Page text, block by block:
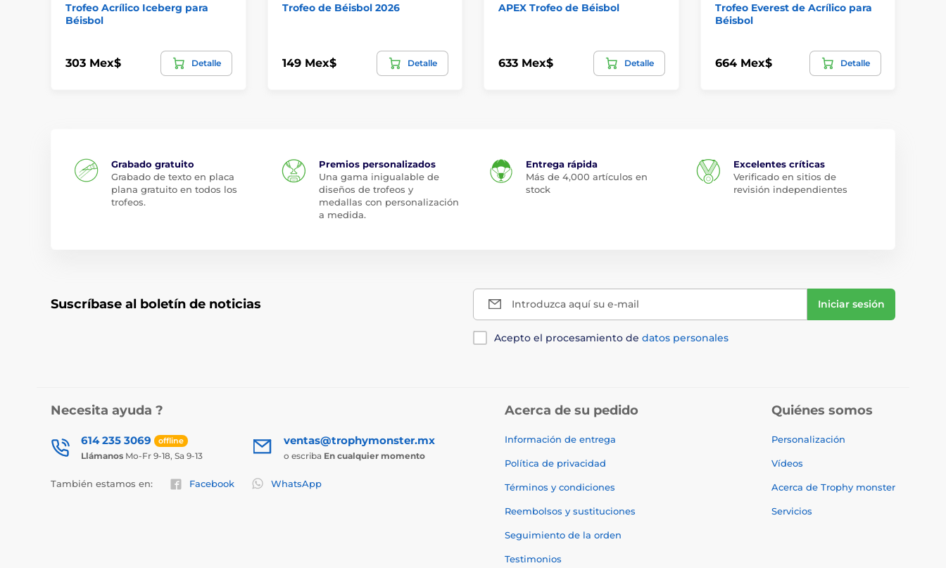
Trofeo Acrílico Iceberg para
Béisbol
303 Mex$ Detalle
Trofeo de Béisbol 2026
149 Mex$ Detalle
APEX Trofeo de Béisbol
633 Mex$ Detalle
Trofeo Everest de Acrílico para
Béisbol
664 Mex$ Detalle
Grabado gratuito
Grabado de texto en placa
plana gratuito en todos los
trofeos.
Premios personalizados
Una gama inigualable de
diseños de trofeos y
medallas con personalización
a medida.
Entrega rápida
Más de 4,000 artículos en
stock
Excelentes críticas
Verificado en sitios de
revisión independientes
Suscríbase al boletín de noticias Introduzca aquí su e-mail Iniciar sesión
Acepto el procesamiento de datos personales
Necesita ayuda ?
614 235 3069 offline
Llámanos Mo-Fr 9-18, Sa 9-13
ventas@trophymonster.mx
o escriba En cualquier momento
También estamos en: Facebook WhatsApp
Acerca de su pedido
Información de entrega
Política de privacidad
Términos y condiciones
Reembolsos y sustituciones
Seguimiento de la orden
Testimonios
Quiénes somos
Personalización
Vídeos
Acerca de Trophy monster
Servicios